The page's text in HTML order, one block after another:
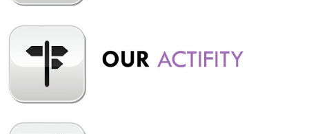
games seru. Dengan daya tariknya tersebut, tidak sedikit
rombongan dari tempat rental hiace Premio Bandung terdekat
menjadikan tempat ini sebagai destinasi. Wisata Grafika Cikole
Terminal Wisata Grafika Cikole merupakan salah satu titik
pertemuan paling ideal bagi karyawan di Bandung. Destinasi
wisata yang terkenal dengan keindahan alamnya yang me...